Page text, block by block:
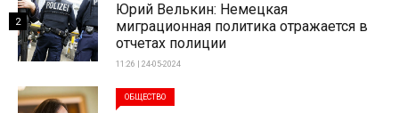
Юрий Велькин: Немецкая
миграционная политика отражается в
отчетах полиции
11:26 | 24-05-2024
2
ОБЩЕСТВО